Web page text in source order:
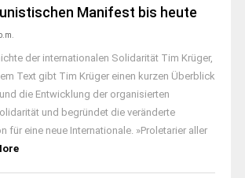
Manifest bis heute
der internationalen Solidarität Tim Krüger,
Text gibt Tim Krüger einen kurzen Überblick
die Entwicklung der organisierten
und begründet die veränderte
für eine neue Internationale. »Proletarier aller